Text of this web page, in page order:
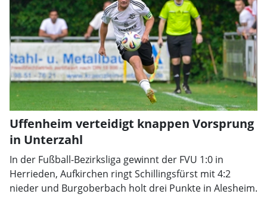
Uffenheim verteidigt knappen Vorsprung
in Unterzahl
In der Fußball-Bezirksliga gewinnt der FVU 1:0 in
Herrieden, Aufkirchen ringt Schillingsfürst mit 4:2
nieder und Burgoberbach holt drei Punkte in Alesheim.